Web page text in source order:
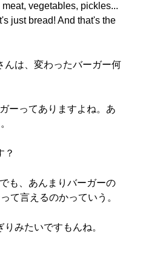
vegetables, pickles...
just bread! And that's the
んは、変わったバーガー何
ーってありますよね。あ
？
も、あんまりバーガーの
て言えるのかっていう。
みたいですもんね。